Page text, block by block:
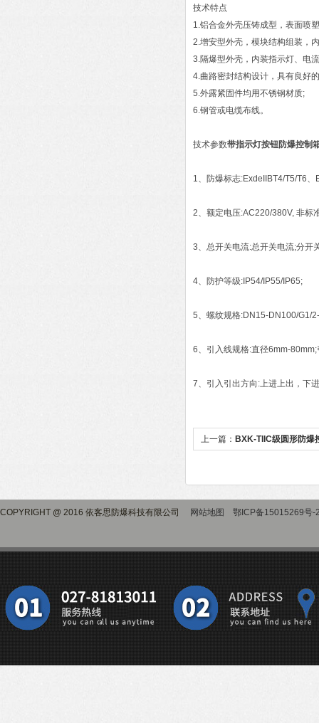
技术特点
1.铝合金外壳压铸成型，表面喷
2.增安型外壳，模块结构组装，
3.隔爆型外壳，内装指示灯、电
4.曲路密封结构设计，具有良好
5.外露紧固件均用不锈钢材质;
6.钢管或电缆布线。
技术参数带指示灯按钮防爆控制
1、防爆标志:ExdeIIBT4/T5/T6
2、额定电压:AC220/380V, 非标
3、总开关电流:总开关电流;分开
4、防护等级:IP54/IP55/IP65;
5、螺纹规格:DN15-DN100/G1/
6、引入线规格:直径6mm-
7、引入引出方向:上进上出，下
上一篇： BXK-TIIC级圆形防爆
COPYRIGHT @ 2016 依客思防爆科技有限公司 网站地图 鄂ICP备15015269号-